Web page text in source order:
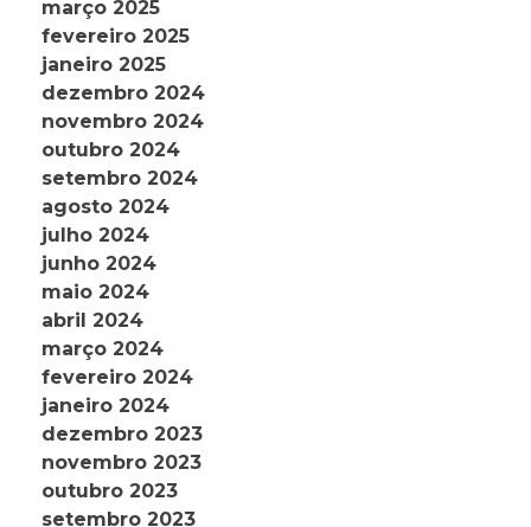
março 2025
fevereiro 2025
janeiro 2025
dezembro 2024
novembro 2024
outubro 2024
setembro 2024
agosto 2024
julho 2024
junho 2024
maio 2024
abril 2024
março 2024
fevereiro 2024
janeiro 2024
dezembro 2023
novembro 2023
outubro 2023
setembro 2023